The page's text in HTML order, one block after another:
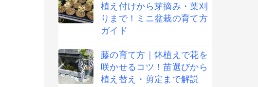
植え付けから芽摘み・葉刈
りまで！ミニ盆栽の育て方
ガイド
藤の育て方｜鉢植えで花を
咲かせるコツ！苗選びから
植え替え・剪定まで解説